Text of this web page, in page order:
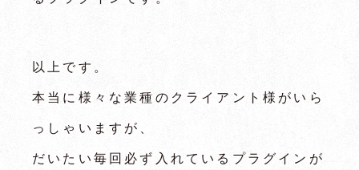
以上です。
本当に様々な業種のクライアント様がいら
っしゃいますが、
だいたい毎回必ず入れているプラグインが